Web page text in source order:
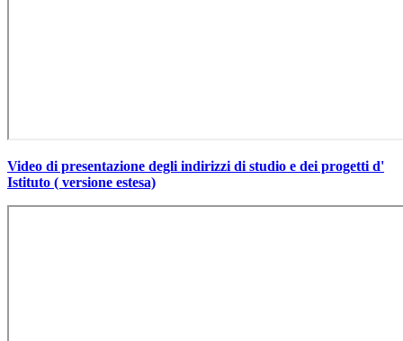
Video di presentazione degli indirizzi di studio e dei progetti d'
Istituto ( versione estesa)